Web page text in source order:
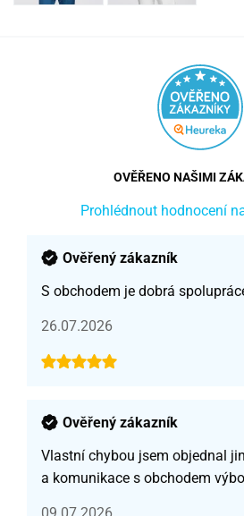
OVĚŘENO NAŠIMI
Prohlédnout hodnocení
Ověřený zákazník
S obchodem je dobrá
26.07.2026
Ověřený zákazník
Vlastní chybou jsem objednal
a komunikace s obchodem